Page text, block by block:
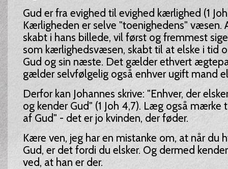
Gud er fra evighed til evighed kærlighed (1
Kærligheden er selve "toenighedens" væsen.
skabt i hans billede, vil først og fremmest
som kærlighedsvæsen, skabt til at elske i tid
Gud og sin næste. Det gælder ethvert
gælder selvfølgelig også enhver ugift mand
Derfor kan Johannes skrive: "Enhver, der
og kender Gud" (1 Joh 4,7). Læg også mærke
af Gud" - det er jo kvinden, der føder.
Kære ven, jeg har en mistanke om, at når du
Gud, er det fordi du elsker. Og dermed
ved, at han er der.